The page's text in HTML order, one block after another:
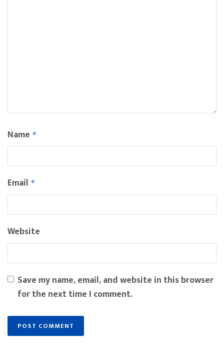
Name *
Email *
Website
Save my name, email, and website in this browser
for the next time I comment.